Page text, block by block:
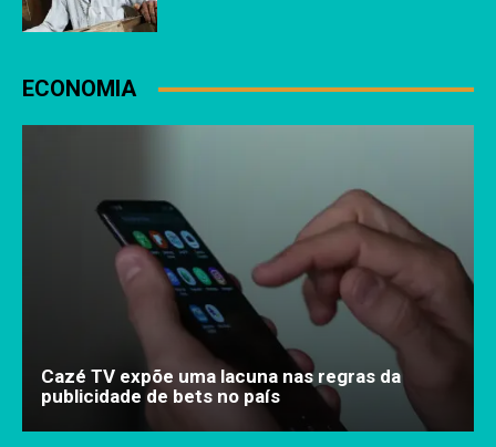
ECONOMIA
Cazé TV expõe uma lacuna nas regras da
publicidade de bets no país